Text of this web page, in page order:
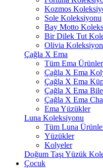
Kozmos
Sole Koleksiyonu
Bay Motto
Bir Dilek Tut
Olivia
Çağla X Ema
Tüm Ema
Çağla X Ema
Çağla X Ema
Çağla X Ema
Çağla X Ema
Ema Yüzükler
Luna Koleksiyonu
Tüm Luna
Yüzükler
Kolyeler
Doğum Taşı Yüzük
Çocuk